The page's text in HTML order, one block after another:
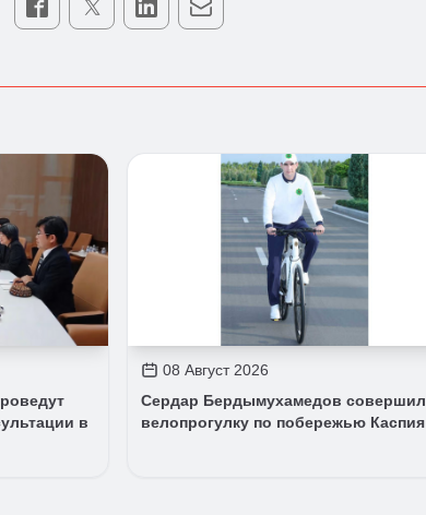
в
08 Август 2026
Сердар Бердымухамедов совершил
велопрогулку по побережью Каспия